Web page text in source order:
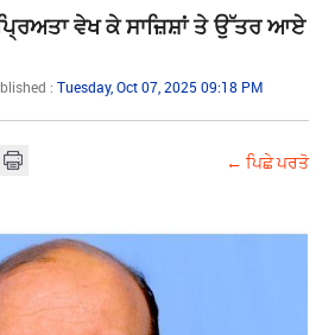
ਵੇਖ ਕੇ ਸਾਜ਼ਿਸ਼ਾਂ ਤੇ ਉੱਤਰ ਆਏ
:Tuesday, Oct 07, 2025 09:18 PM
← ਪਿਛੇ ਪਰਤੋ